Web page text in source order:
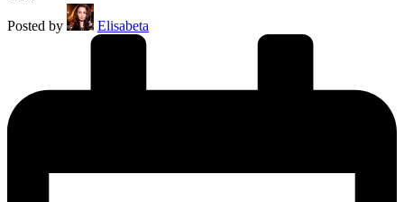
Posted by
Elisabeta